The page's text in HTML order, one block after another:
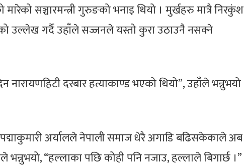
सञ्चारमन्त्री गुरुङको भनाइ थियो । मुर्खहरु मात्रै निरकुंश
उल्लेख गर्दै उहाँले सज्जनले यस्तो कुरा उठाउनै नसक्ने
नारायणहिटी दरबार हत्याकाण्ड भएको थियो”, उहाँले भन्नुभयो
पद्माकुमारी अर्यालले नेपाली समाज धेरै अगाडि बढिसकेकाले अब
भन्नुभयो, “हल्लाका पछि कोही पनि नजाउ, हल्लाले बिगार्छ ।”